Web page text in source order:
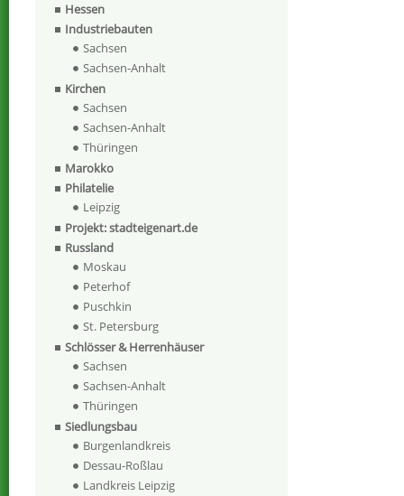
Hessen
Industriebauten
Sachsen
Sachsen-Anhalt
Kirchen
Sachsen
Sachsen-Anhalt
Thüringen
Marokko
Philatelie
Leipzig
Projekt: stadteigenart.de
Russland
Moskau
Peterhof
Puschkin
St. Petersburg
Schlösser & Herrenhäuser
Sachsen
Sachsen-Anhalt
Thüringen
Siedlungsbau
Burgenlandkreis
Dessau-Roßlau
Landkreis Leipzig